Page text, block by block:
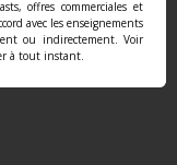
offres commerciales et
avec les enseignements
ou indirectement. Voir
à tout instant.